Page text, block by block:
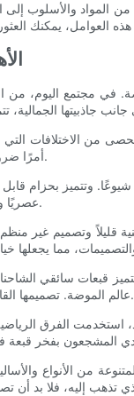
المواد والأسلوب
مجتمع اليوم، من
الاختلافات التي
أمرًا ضروريًا لأي شخص يتطلع إلى الإدلاء ببيان أزياء أو إظهار الدعم لفريقه الرياضي المفضل.
عصريًا وعصريًا. غالبًا ما يكونون الخيار الأمثل لعشاق أزياء الشارع والأفراد المهتمين بالموضة.
وتصميم غير
سائقي
عالم الموضة. تصميمها القابل للتنفس وحافتها المنحنية يجعلها خيارًا عمليًا للأنشطة الخارجية والأحداث الرياضية.
الفرق الرياضية
من الأنواع